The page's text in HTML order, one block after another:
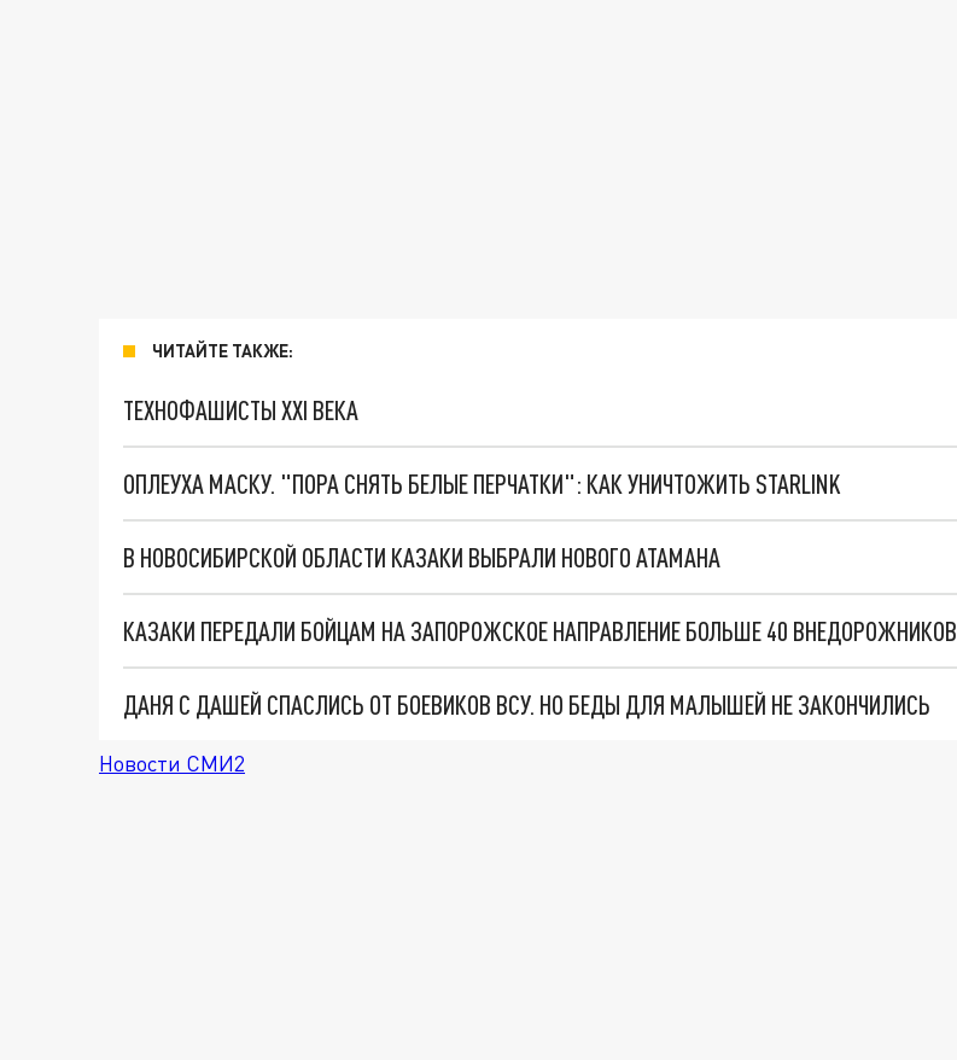
ЧИТАЙТЕ ТАКЖЕ:
ТЕХНОФАШИСТЫ XXI ВЕКА
ОПЛЕУХА МАСКУ. "ПОРА СНЯТЬ БЕЛЫЕ ПЕРЧАТКИ": КАК УНИЧТОЖИТЬ STARLINK
В НОВОСИБИРСКОЙ ОБЛАСТИ КАЗАКИ ВЫБРАЛИ НОВОГО АТАМАНА
КАЗАКИ ПЕРЕДАЛИ БОЙЦАМ НА ЗАПОРОЖСКОЕ НАПРАВЛЕНИЕ БОЛЬШЕ 40 ВНЕДОРОЖНИКОВ
ДАНЯ С ДАШЕЙ СПАСЛИСЬ ОТ БОЕВИКОВ ВСУ. НО БЕДЫ ДЛЯ МАЛЫШЕЙ НЕ ЗАКОНЧИЛИСЬ
Новости СМИ2